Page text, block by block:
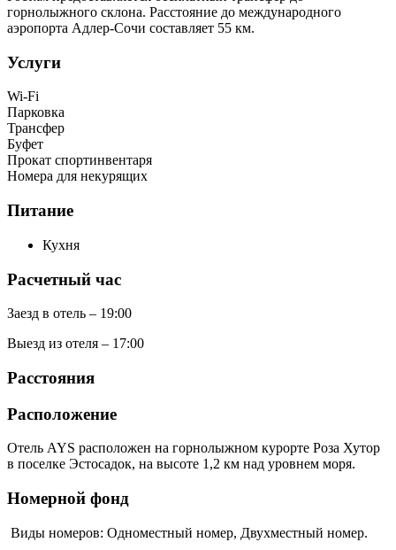
горнолыжного склона. Расстояние до международного
аэропорта Адлер-Сочи составляет 55 км.
Услуги
Wi-Fi
Парковка
Трансфер
Буфет
Прокат спортинвентаря
Номера для некурящих
Питание
Кухня
Расчетный час
Заезд в отель – 19:00
Выезд из отеля – 17:00
Расстояния
Расположение
Отель AYS расположен на горнолыжном курорте Роза Хутор
в поселке Эстосадок, на высоте 1,2 км над уровнем моря.
Номерной фонд
Виды номеров: Одноместный номер, Двухместный номер.